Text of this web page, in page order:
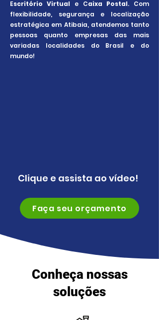
Escritório Virtual e Caixa Postal. Com
flexibilidade, segurança e localização
estratégica em Atibaia, atendemos tanto
pessoas quanto empresas das mais
variadas localidades do Brasil e do
mundo!
Clique e assista ao vídeo!
Faça seu orçamento
Conheça nossas
soluções